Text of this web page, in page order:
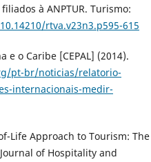
à ANPTUR. Turismo:
rtva.v23n3.p595-615
e o Caribe [CEPAL] (2014).
pt-br/noticias/relatorio-
internacionais-medir-
Life Approach to Tourism: The
of Hospitality and